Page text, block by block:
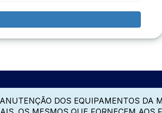
DOS EQUIPAMENTOS DA